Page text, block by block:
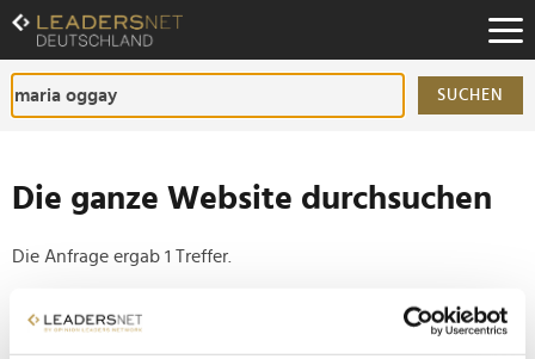
Zum
Inhalt
Zur
Fußzeilen-
Navigation
SUCHEN
Die ganze Website durchsuchen
Die Anfrage ergab 1 Treffer.
Tipp